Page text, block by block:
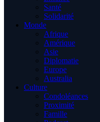
Santé
Solidarité
Monde
Afrique
Amérique
Asie
Diplomatie
Europe
Australia
Culture
Condoléances
Proximité
Famille